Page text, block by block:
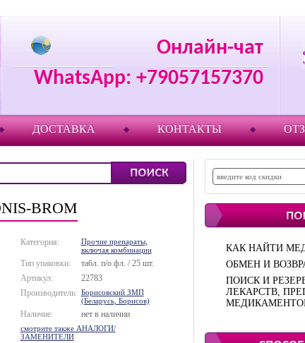
Онлайн-чат
WhatsApp: +79057157370
ДОСТАВКА КОНТАКТЫ
BROM
Категория:
Прочие препараты,
включая комбинации
Тип упаковки:
табл. п/о фл. / 25 шт.
Артикул:
22783
Производитель: Борисовский ЗМП
(Беларусь, Борисов)
Наличие: нет в наличии
смотрите также АНАЛОГИ/
ЗАМЕНИТЕЛИ
КАК НАЙТИ
ОБМЕН И
ПОИСК И
ЛЕКАРСТВ,